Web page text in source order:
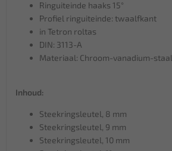
Ringuiteinde haaks 15°
Profiel ringuiteinde: twaalfkant
in Tetron roltas
DIN: 3113-A
Materiaal: Chroom-vanadium-staal
Inhoud:
Steekringsleutel, 8 mm
Steekringsleutel, 9 mm
Steekringsleutel, 10 mm